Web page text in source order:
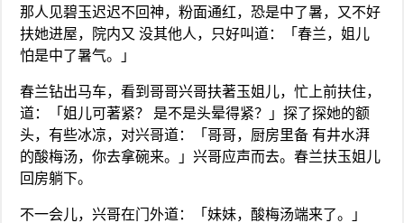
那人见碧玉迟迟不回神，粉面通红，恐是中了暑，又不好
扶她进屋，院内又 没其他人，只好叫道：「春兰，姐儿
怕是中了暑气。」
春兰钻出马车，看到哥哥兴哥扶著玉姐儿，忙上前扶住，
道：「姐儿可著紧？ 是不是头晕得紧？」探了探她的额
头，有些冰凉，对兴哥道：「哥哥，厨房里备 有井水湃
的酸梅汤，你去拿碗来。」兴哥应声而去。春兰扶玉姐儿
回房躺下。
不一会儿，兴哥在门外道：「妹妹，酸梅汤端来了。」